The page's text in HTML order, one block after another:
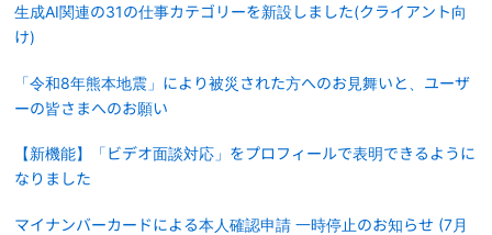
生成AI関連の31の仕事カテゴリーを新設しました(クライアント向
け)
「令和8年熊本地震」により被災された方へのお見舞いと、ユーザ
ーの皆さまへのお願い
【新機能】「ビデオ面談対応」をプロフィールで表明できるように
なりました
マイナンバーカードによる本人確認申請 一時停止のお知らせ (7月